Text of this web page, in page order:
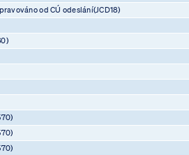
od CÚ odeslání(JCD18)